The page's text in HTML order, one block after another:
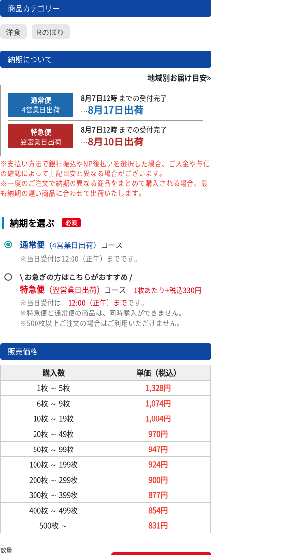
商品カテゴリー
洋食 Rのぼり
納期について
地域別お届け目安
通常便
4営業日出荷
8月7日12時までの受付完了
…8月17日出荷
特急便
翌営業日出荷
8月7日12時までの受付完了
…8月10日出荷
※支払い方法で銀行振込やNP後払いを選択した場合、ご入金や与信
の確認によって上記目安と異なる場合がございます。
※一度のご注文で納期の異なる商品をまとめて購入される場合、最
も納期の遅い商品に合わせて出荷いたします。
納期を選ぶ 必須
通常便（4営業日出荷） コース
※当日受付は12:00（正午）までです。
\ お急ぎの方はこちらがおすすめ /
特急便（翌営業日出荷） コース
1枚あたり+税込330円
※当日受付は 12:00（正午）までです。
※特急便と通常便の商品は、同時購入ができません。
※500枚以上ご注文の場合はご利用いただけません。
販売価格
購入数
単価（税込）
1枚 ～ 5枚
1,328円
6枚 ～ 9枚
1,074円
10枚 ～ 19枚
1,004円
20枚 ～ 49枚
970円
50枚 ～ 99枚
947円
100枚 ～ 199枚
924円
200枚 ～ 299枚
900円
300枚 ～ 399枚
877円
400枚 ～ 499枚
854円
500枚 ～ 831円
数量